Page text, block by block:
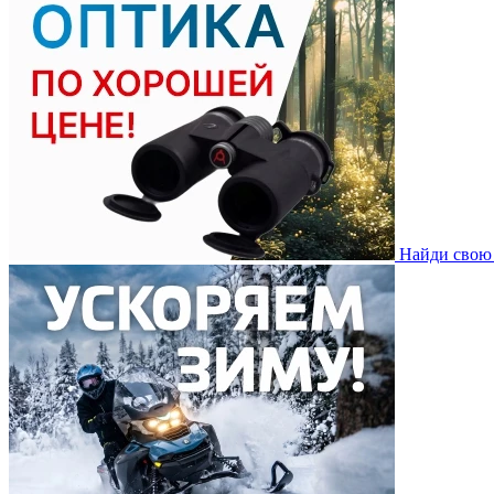
Найди свою